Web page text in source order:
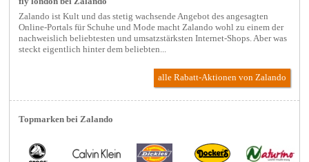
Zalando ist Kult und das stetig wachsende Angebot des angesagten
Online-Portals für Schuhe und Mode macht Zalando wohl zu einem der
nachweislich beliebtesten und umsatzstärksten Internet-Shops. Aber was
steckt eigentlich hinter dem beliebten...
alle Rabatt-Aktionenvon Zalando
Topmarken bei Zalando